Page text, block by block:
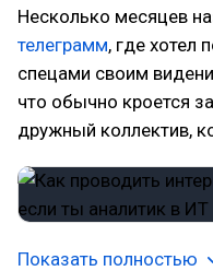
Несколько месяцев
телеграмм, где хотел
спецами своим
что обычно кроется
дружный коллектив,
Показать полностью